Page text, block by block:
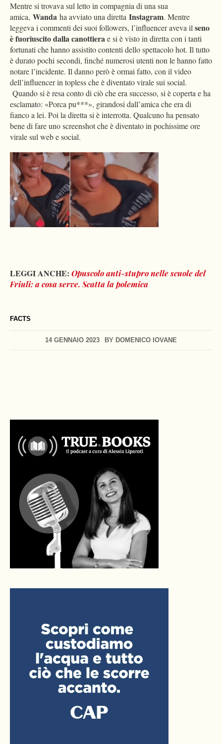
FACTS
14 GENNAIO 2023 BY DOMENICO IOVANE
Mentre si trovava sul letto in compagnia di una sua
amica, Wanda ha avviato una diretta Instagram. Mentre
leggeva i commenti dei suoi followers, l’influencer aveva ilseno
è fuoriuscito dalla canottierae si è visto in diretta con i tanti
fortunati che hanno assistito contenti dello spettacolo hot. Il tutto
è durato pochi secondi, finché numerosi utenti non le hanno fatto
notare l’incidente. Il danno però è ormai fatto, con il video
dell’influencer in topless che è diventato virale sui social.
Quando si è resa conto di ciò che era successo, si è coperta e ha
esclamato: «Porca pu***», girandosi dall’amica che era di
fianco a lei. Poi la diretta si è interrotta. Qualcuno ha pensato
bene di fare uno screenshot che è diventato in pochissime ore
virale sul web e social.
LEGGI ANCHE: Opuscolo anti-stupro nelle scuole del
Friuli: a cosa serve. Scatta la polemica